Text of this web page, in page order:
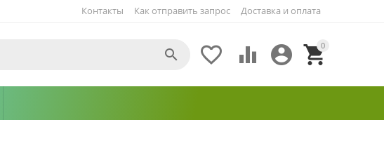
Как отправить запрос Доставка и оплата
Контакты
0


 
